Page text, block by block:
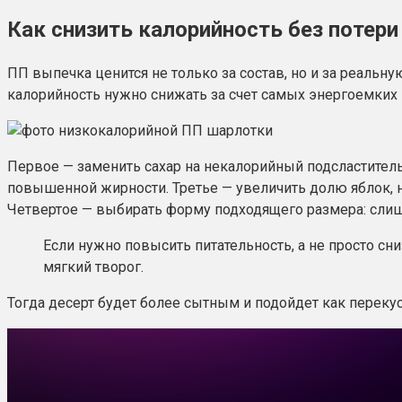
Как снизить калорийность без
ПП выпечка ценится не только за состав, но и за
калорийность нужно снижать за счет самых
Первое — заменить сахар на некалорийный
повышенной жирности. Третье — увеличить долю яблок,
Четвертое — выбирать форму подходящего размера:
Если нужно повысить питательность, а не просто
мягкий творог.
Тогда десерт будет более сытным и подойдет как